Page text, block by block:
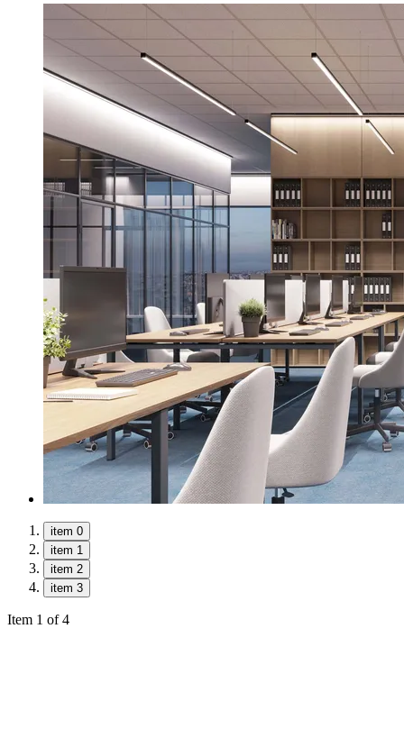
item 0
item 1
item 2
item 3
Item 1 of 4